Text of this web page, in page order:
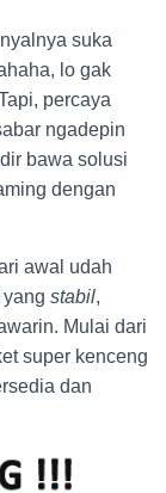
suka
lo gak
percaya
ngadepin
bawa solusi
dengan
awal udah
stabil,
Mulai dari
super kenceng
dan